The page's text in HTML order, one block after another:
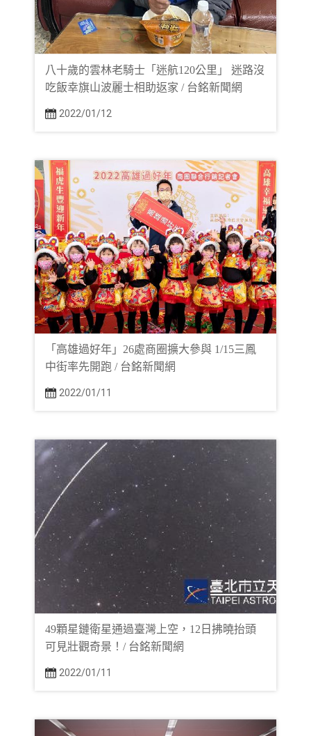
八十歲的雲林老騎士「迷航120公里」 迷路沒
吃飯幸旗山波麗士相助返家 / 台銘新聞網
2022/01/12
「高雄過好年」26處商圈擴大參與 1/15三鳳
中街率先開跑 / 台銘新聞網
2022/01/11
49顆星鏈衛星通過臺灣上空，12日拂曉抬頭
可見壯觀奇景！/ 台銘新聞網
2022/01/11